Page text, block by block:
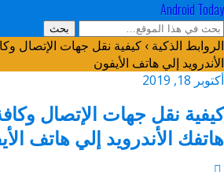
Android Today
الروابط الذكية › كيفية نقل جهات الإتصال
الأندرويد إلي هاتف الأيفون
أكتوبر 18, 2019
كيفية نقل جهات الإتصال
هاتفك الأندرويد إلي هاتف